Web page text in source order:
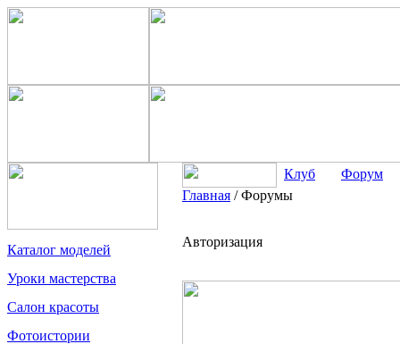
Каталог моделей
Уроки мастерства
Салон красоты
Фотоистории
Клуб
Форум
Главная /Форумы
Авторизация